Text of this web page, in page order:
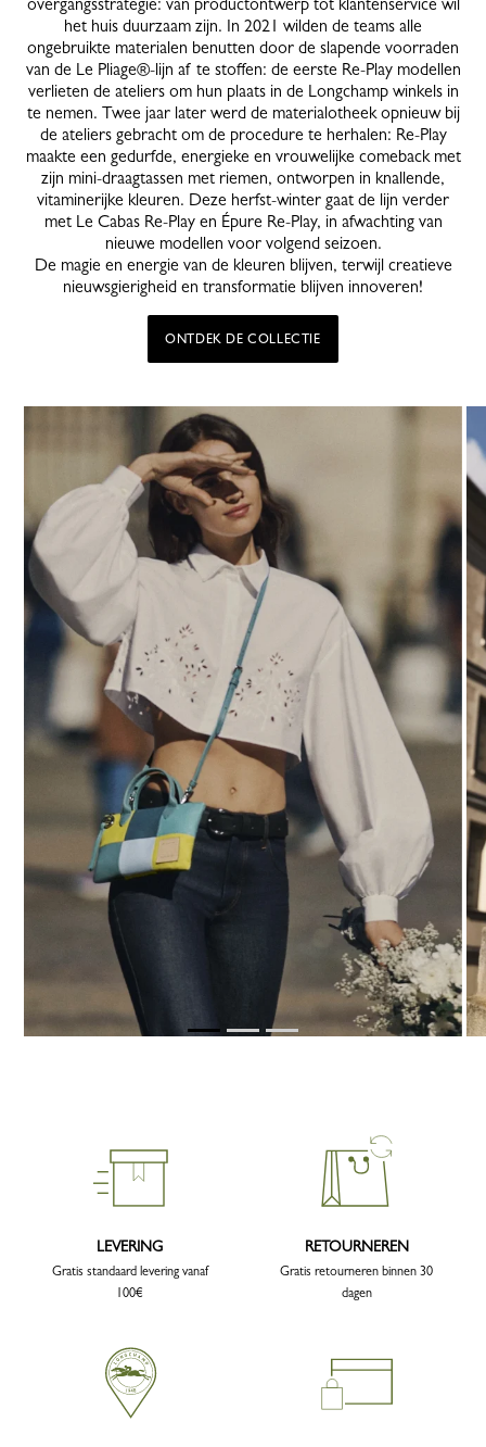
het huis duurzaam zijn. In 2021 wilden de teams alle
ongebruikte materialen benutten door de slapende voorraden
van de Le Pliage®-lijn af te stoffen: de eerste Re-Play modellen
verlieten de ateliers om hun plaats in de Longchamp winkels in
te nemen. Twee jaar later werd de materialotheek opnieuw bij
de ateliers gebracht om de procedure te herhalen: Re-Play
maakte een gedurfde, energieke en vrouwelijke comeback met
zijn mini-draagtassen met riemen, ontworpen in knallende,
vitaminerijke kleuren. Deze herfst-winter gaat de lijn verder
met Le Cabas Re-Play en Épure Re-Play, in afwachting van
nieuwe modellen voor volgend seizoen.
De magie en energie van de kleuren blijven, terwijl creatieve
nieuwsgierigheid en transformatie blijven innoveren!
ONTDEK DE COLLECTIE
LEVERING
Gratis standaard levering vanaf
100€
RETOURNEREN
Gratis retourneren binnen 30
dagen